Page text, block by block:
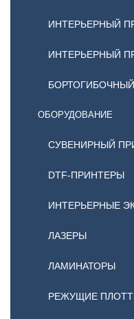
ИНТЕРЬЕРНЫЙ
ИНТЕРЬЕРНЫЙ
ОБОРУДОВАНИЕ
CУВЕНИРНЫЙ
DTF-ПРИНТЕРЫ
ИНТЕРЬЕРНЫЕ
ЛАЗЕРЫ
ЛАМИНАТОРЫ
РЕЖУЩИЕ